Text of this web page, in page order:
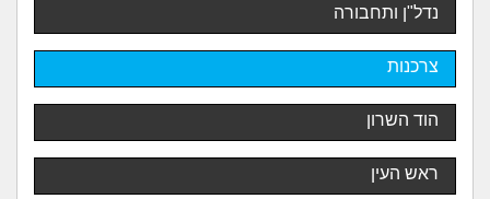
נדל"ן ותחבורה
צרכנות
הוד השרון
ראש העין